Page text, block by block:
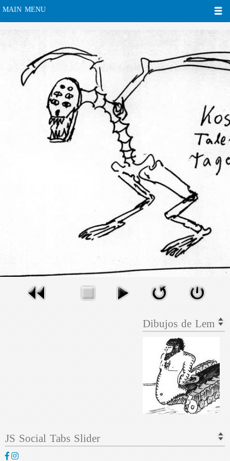
MAIN MENU
Dibujos de Lem
JS Social Tabs Slider